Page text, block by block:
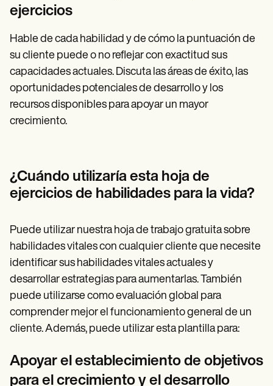
ejercicios
Hable de cada habilidad y de cómo la puntuación de
su cliente puede o no reflejar con exactitud sus
capacidades actuales. Discuta las áreas de éxito, las
oportunidades potenciales de desarrollo y los
recursos disponibles para apoyar un mayor
crecimiento.
¿Cuándo utilizaría esta hoja de
ejercicios de habilidades para la vida?
Puede utilizar nuestra hoja de trabajo gratuita sobre
habilidades vitales con cualquier cliente que necesite
identificar sus habilidades vitales actuales y
desarrollar estrategias para aumentarlas. También
puede utilizarse como evaluación global para
comprender mejor el funcionamiento general de un
cliente. Además, puede utilizar esta plantilla para:
Apoyar el establecimiento de objetivos
para el crecimiento y el desarrollo